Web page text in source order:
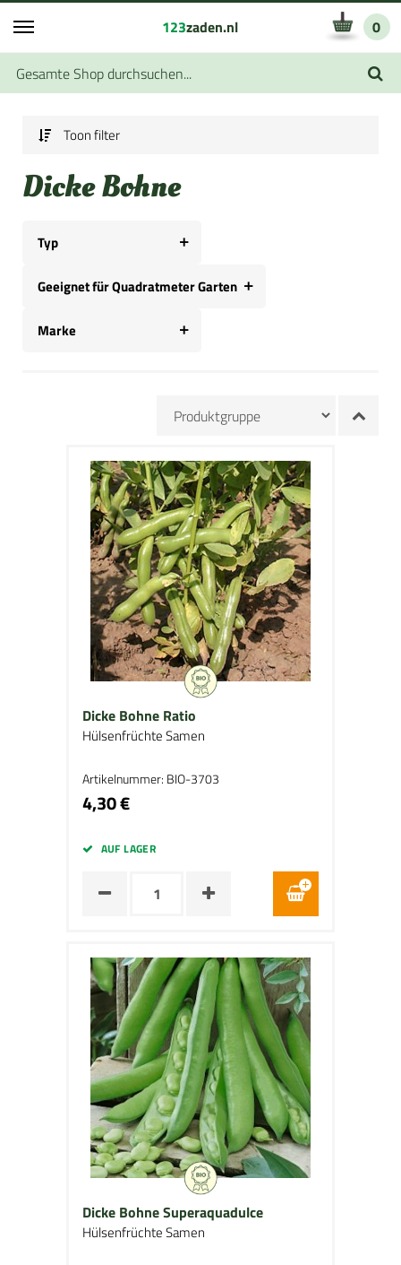
123zaden.nl 0
Toon filter
Dicke Bohne
Typ
Geeignet für Quadratmeter Garten
Marke
Dicke Bohne Ratio
Hülsenfrüchte Samen
Artikelnummer: BIO-3703
4,30 €
AUF LAGER
Dicke Bohne Superaquadulce
Hülsenfrüchte Samen